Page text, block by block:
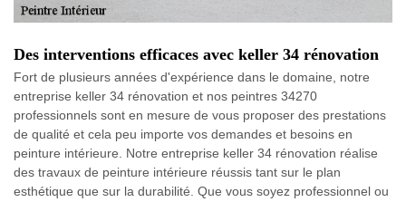
Des interventions efficaces avec keller 34 rénovation
Fort de plusieurs années d'expérience dans le domaine, notre
entreprise keller 34 rénovation et nos peintres 34270
professionnels sont en mesure de vous proposer des prestations
de qualité et cela peu importe vos demandes et besoins en
peinture intérieure. Notre entreprise keller 34 rénovation réalise
des travaux de peinture intérieure réussis tant sur le plan
esthétique que sur la durabilité. Que vous soyez professionnel ou